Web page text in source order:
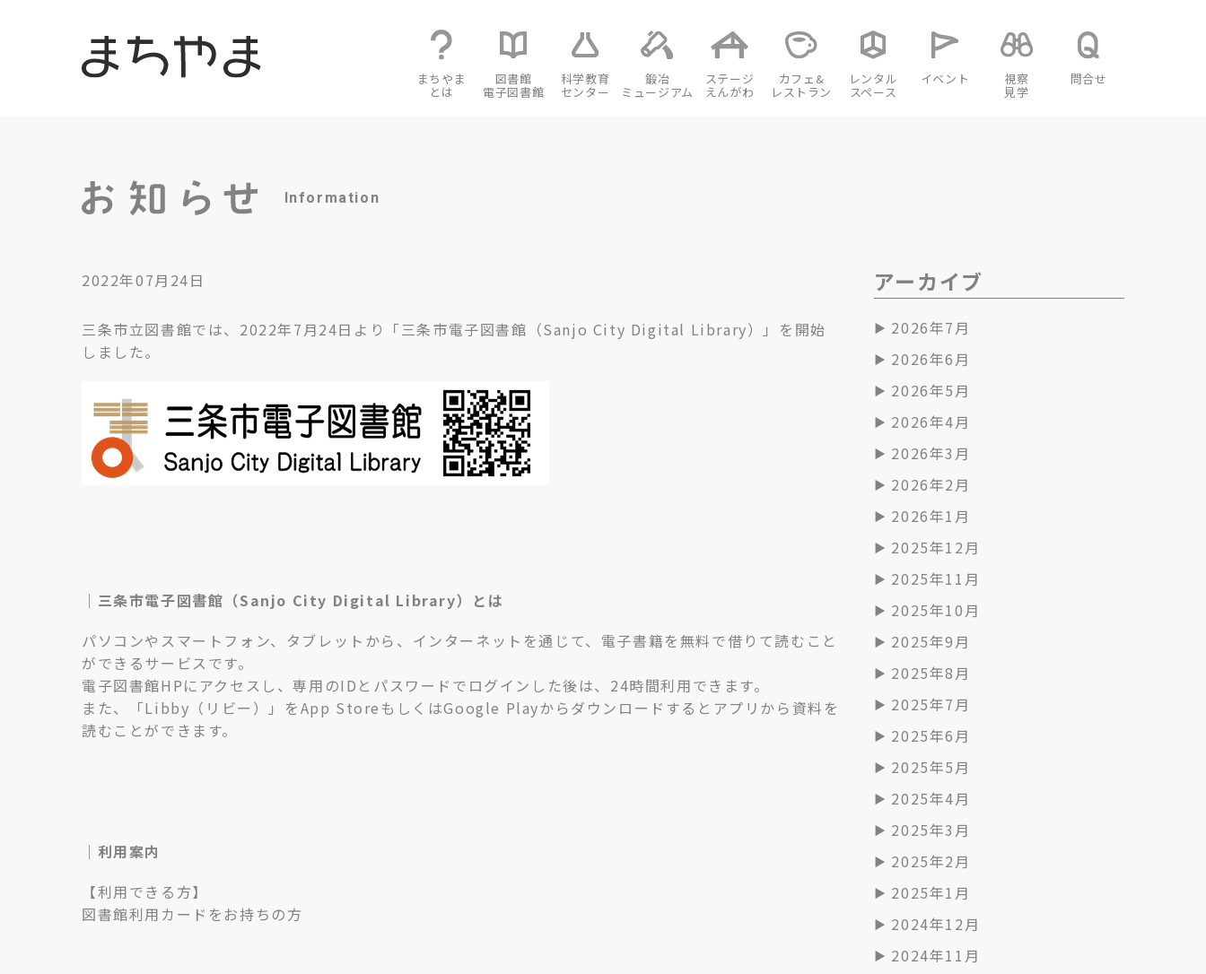
まちやま
とは
図書館
電子図書館
科学教育
センター
鍛冶
ミュージアム
ステージ
えんがわ
カフェ&
レストラン
レンタル
スペース
イベント 視察
見学
問合せ
Information
2022年07月24日
三条市立図書館では、2022年7月24日より「三条市電子図書館（Sanjo City Digital Library）」を開始
しました。
｜三条市電子図書館（Sanjo City Digital Library）とは
パソコンやスマートフォン、タブレットから、インターネットを通じて、電子書籍を無料で借りて読むこと
ができるサービスです。
電子図書館HPにアクセスし、専用のIDとパスワードでログインした後は、24時間利用できます。
また、「Libby（リビー）」をApp StoreもしくはGoogle Playからダウンロードするとアプリから資料を
読むことができます。
｜利用案内
【利用できる方】
図書館利用カードをお持ちの方
アーカイブ
2026年7月
2026年6月
2026年5月
2026年4月
2026年3月
2026年2月
2026年1月
2025年12月
2025年11月
2025年10月
2025年9月
2025年8月
2025年7月
2025年6月
2025年5月
2025年4月
2025年3月
2025年2月
2025年1月
2024年12月
2024年11月